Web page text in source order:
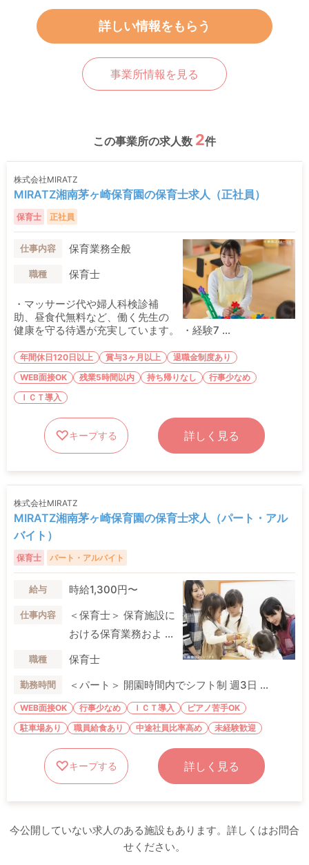
詳しい情報をもらう
事業所情報を見る
この事業所の求人数 2件
株式会社MIRATZ
MIRATZ湘南茅ヶ崎保育園の保育士求人（正社員）
保育士 正社員
仕事内容 保育業務全般
職種 保育士
・マッサージ代や婦人科検診補
助、昼食代無料など、働く先生の
健康を守る待遇が充実しています。 ・経験7 ...
年間休日120日以上 賞与3ヶ月以上
退職金制度あり
WEB面接OK
残業5時間以内 持ち帰りなし
行事少なめ
ＩＣＴ導入
キープする 詳しく見る
株式会社MIRATZ
MIRATZ湘南茅ヶ崎保育園の保育士求人（パート・アル
バイト）
保育士 パート・アルバイト
給与 時給1,300円〜
仕事内容
＜保育士＞ 保育施設に
おける保育業務およ ...
職種 保育士
勤務時間 ＜パート＞ 開園時間内でシフト制 週3日 ...
WEB面接OK 行事少なめ ＩＣＴ導入
ピアノ苦手OK
駐車場あり
職員給食あり 中途社員比率高め 未経験歓迎
キープする 詳しく見る
今公開していない求人のある施設もあります。詳しくはお問合
せください。